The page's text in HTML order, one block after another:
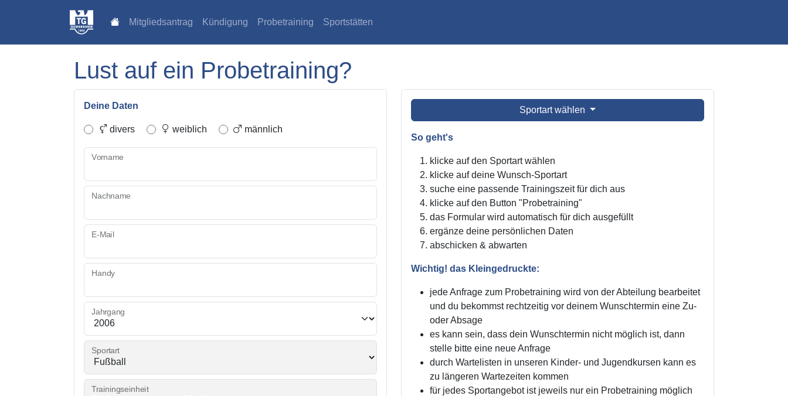
Mitgliedsantrag Kündigung Probetraining Sportstätten
Lust auf ein Probetraining?
Deine Daten
divers weiblich männlich
Vorname
Nachname
E-Mail
Handy
Jahrgang
Sportart
Trainingseinheit
Sportart wählen
So geht's
klicke auf den Sportart wählen
klicke auf deine Wunsch-Sportart
suche eine passende Trainingszeit für dich aus
klicke auf den Button "Probetraining"
das Formular wird automatisch für dich ausgefüllt
ergänze deine persönlichen Daten
abschicken & abwarten
Wichtig! das Kleingedruckte:
jede Anfrage zum Probetraining wird von der Abteilung bearbeitet
und du bekommst rechtzeitig vor deinem Wunschtermin eine Zu-
oder Absage
es kann sein, dass dein Wunschtermin nicht möglich ist, dann
stelle bitte eine neue Anfrage
durch Wartelisten in unseren Kinder- und Jugendkursen kann es
zu längeren Wartezeiten kommen
für jedes Sportangebot ist jeweils nur ein Probetraining möglich